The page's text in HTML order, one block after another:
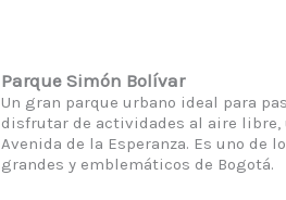
Parque Simón Bolívar
Un gran parque urbano ideal para
disfrutar de actividades al aire libre,
Avenida de la Esperanza. Es uno de
grandes y emblemáticos de Bogotá.